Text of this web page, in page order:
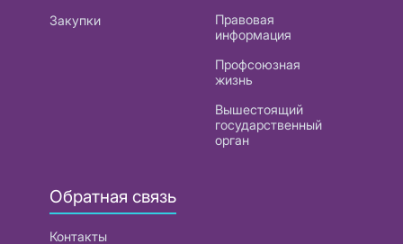
Закупки
Правовая
информация
Профсоюзная
жизнь
Вышестоящий
государственный
орган
Обратная связь
Контакты